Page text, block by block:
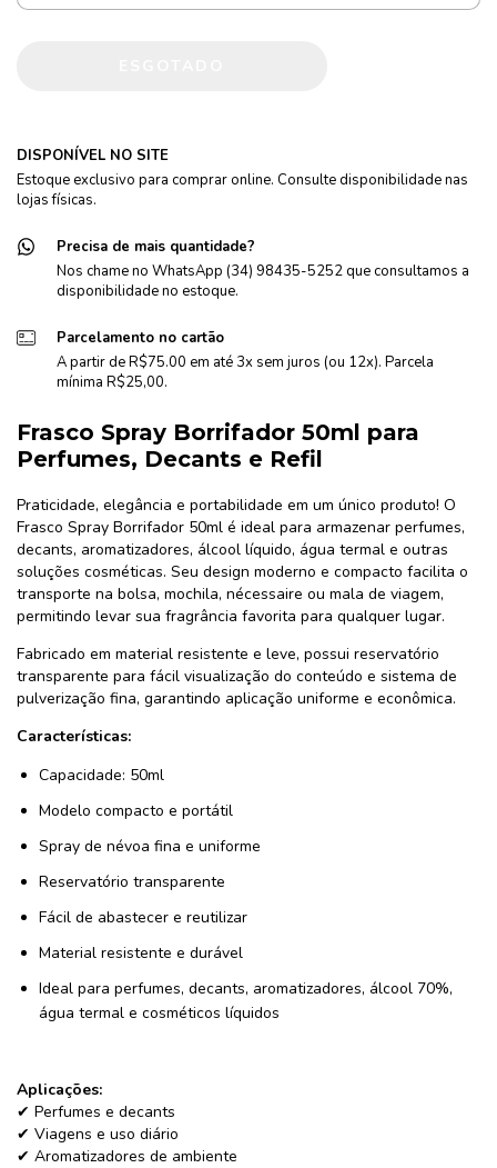
DISPONÍVEL NO SITE
Estoque exclusivo para comprar online. Consulte disponibilidade nas
lojas físicas.
Precisa de mais quantidade?
Nos chame no WhatsApp (34) 98435-5252 que consultamos a
disponibilidade no estoque.
Parcelamento no cartão
A partir de R$75.00 em até 3x sem juros (ou 12x). Parcela
mínima R$25,00.
Frasco Spray Borrifador 50ml para
Perfumes, Decants e Refil
Praticidade, elegância e portabilidade em um único produto! O
Frasco Spray Borrifador 50ml é ideal para armazenar perfumes,
decants, aromatizadores, álcool líquido, água termal e outras
soluções cosméticas. Seu design moderno e compacto facilita o
transporte na bolsa, mochila, nécessaire ou mala de viagem,
permitindo levar sua fragrância favorita para qualquer lugar.
Fabricado em material resistente e leve, possui reservatório
transparente para fácil visualização do conteúdo e sistema de
pulverização fina, garantindo aplicação uniforme e econômica.
Características:
Capacidade: 50ml
Modelo compacto e portátil
Spray de névoa fina e uniforme
Reservatório transparente
Fácil de abastecer e reutilizar
Material resistente e durável
Ideal para perfumes, decants, aromatizadores, álcool 70%,
água termal e cosméticos líquidos
Aplicações:
✔ Perfumes e decants
✔ Viagens e uso diário
✔ Aromatizadores de ambiente